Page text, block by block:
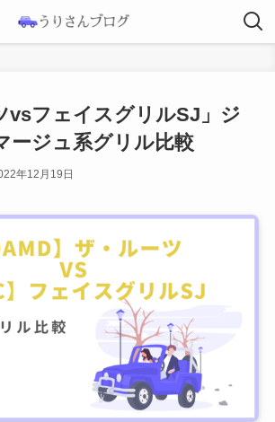
vsフェイスグリルSJ」ジ
ージュ系グリル比較
年12月19日